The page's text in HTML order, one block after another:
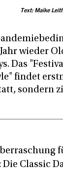
Text: Maike
wieder
Das
findet
sondern
Classic